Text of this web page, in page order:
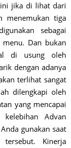
jika di lihat dari
menemukan tiga
sebagai
Dan bukan
di usung oleh
dengan adanya
terlihat sangat
dilengkapi oleh
yang mencapai
Advan
gunakan saat
Kinerja